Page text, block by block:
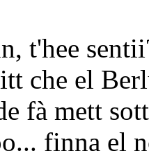
t'hee
che el
fà mett
finna el